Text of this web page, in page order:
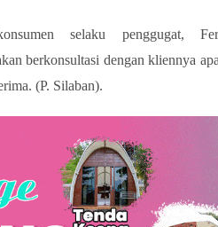
selaku penggugat,
berkonsultasi dengan kliennya
(P. Silaban).